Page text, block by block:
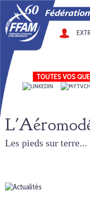
TOUTES VOS
Les pieds sur terre...